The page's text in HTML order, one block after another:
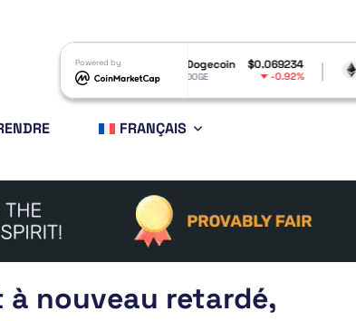
Powered by
Dogecoin $0.069234
DOGE -0.92%
Ethereum
ETH
FRANÇAIS
à nouveau retardé,